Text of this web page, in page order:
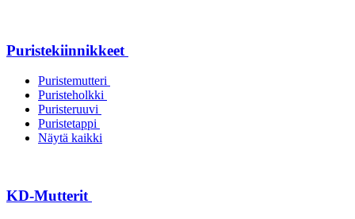
Puristekiinnikkeet
Puristemutteri
Puristeholkki
Puristeruuvi
Puristetappi
Näytä kaikki
KD-Mutterit